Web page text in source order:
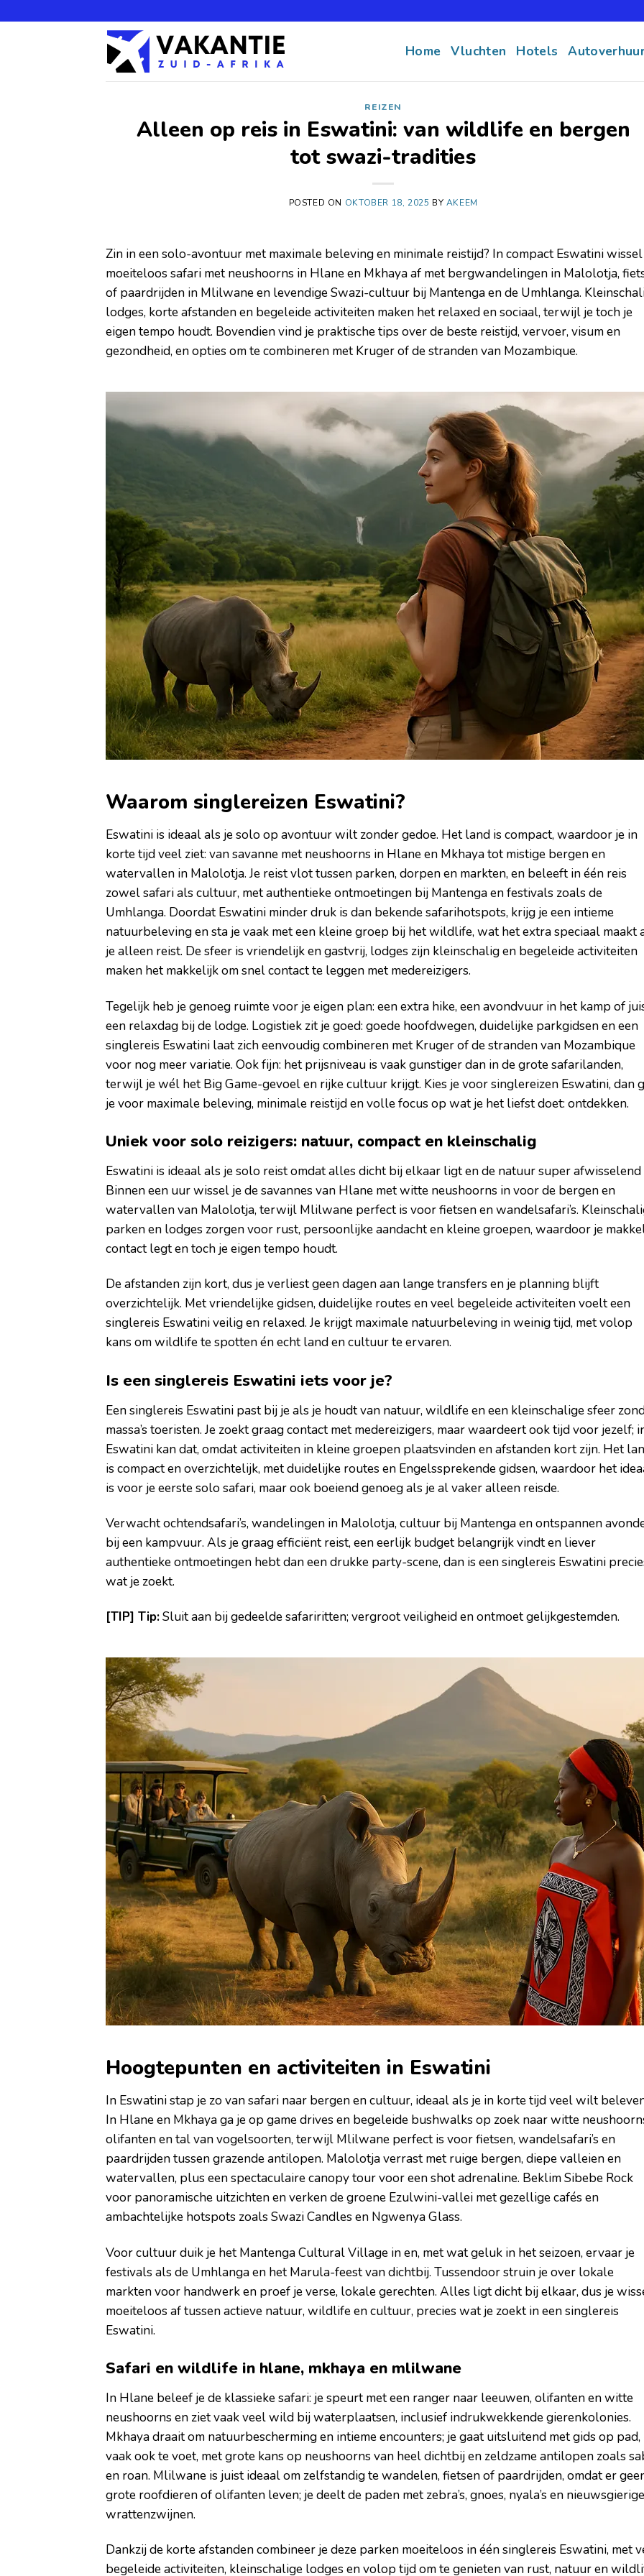
Home Vluchten Hotels
REIZEN
Alleen op reis in Eswatini: van wildlife en bergen
tot swazi-tradities
POSTED ON OKTOBER 18, 2025 BY AKEEM
Zin in een solo-avontuur met maximale beleving en minimale reistijd? In compact Eswatini
moeiteloos safari met neushoorns in Hlane en Mkhaya af met bergwandelingen in Malolotja,
of paardrijden in Mlilwane en levendige Swazi-cultuur bij Mantenga en de Umhlanga.
lodges, korte afstanden en begeleide activiteiten maken het relaxed en sociaal, terwijl je toch je
eigen tempo houdt. Bovendien vind je praktische tips over de beste reistijd, vervoer, visum en
gezondheid, en opties om te combineren met Kruger of de stranden van Mozambique.
Waarom singlereizen Eswatini?
Eswatini is ideaal als je solo op avontuur wilt zonder gedoe. Het land is compact, waardoor je in
korte tijd veel ziet: van savanne met neushoorns in Hlane en Mkhaya tot mistige bergen en
watervallen in Malolotja. Je reist vlot tussen parken, dorpen en markten, en beleeft in één reis
zowel safari als cultuur, met authentieke ontmoetingen bij Mantenga en festivals zoals de
Umhlanga. Doordat Eswatini minder druk is dan bekende safarihotspots, krijg je een intieme
natuurbeleving en sta je vaak met een kleine groep bij het wildlife, wat het extra speciaal maakt
je alleen reist. De sfeer is vriendelijk en gastvrij, lodges zijn kleinschalig en begeleide activiteiten
maken het makkelijk om snel contact te leggen met medereizigers.
Tegelijk heb je genoeg ruimte voor je eigen plan: een extra hike, een avondvuur in het kamp of
een relaxdag bij de lodge. Logistiek zit je goed: goede hoofdwegen, duidelijke parkgidsen en een
singlereis Eswatini laat zich eenvoudig combineren met Kruger of de stranden van Mozambique
voor nog meer variatie. Ook fijn: het prijsniveau is vaak gunstiger dan in de grote safarilanden,
terwijl je wél het Big Game-gevoel en rijke cultuur krijgt. Kies je voor singlereizen Eswatini, dan
je voor maximale beleving, minimale reistijd en volle focus op wat je het liefst doet: ontdekken.
Uniek voor solo reizigers: natuur, compact en kleinschalig
Eswatini is ideaal als je solo reist omdat alles dicht bij elkaar ligt en de natuur super afwisselend
Binnen een uur wissel je de savannes van Hlane met witte neushoorns in voor de bergen en
watervallen van Malolotja, terwijl Mlilwane perfect is voor fietsen en wandelsafari’s.
parken en lodges zorgen voor rust, persoonlijke aandacht en kleine groepen, waardoor je
contact legt en toch je eigen tempo houdt.
De afstanden zijn kort, dus je verliest geen dagen aan lange transfers en je planning blijft
overzichtelijk. Met vriendelijke gidsen, duidelijke routes en veel begeleide activiteiten voelt een
singlereis Eswatini veilig en relaxed. Je krijgt maximale natuurbeleving in weinig tijd, met volop
kans om wildlife te spotten én echt land en cultuur te ervaren.
Is een singlereis Eswatini iets voor je?
Een singlereis Eswatini past bij je als je houdt van natuur, wildlife en een kleinschalige sfeer
massa’s toeristen. Je zoekt graag contact met medereizigers, maar waardeert ook tijd voor jezelf;
Eswatini kan dat, omdat activiteiten in kleine groepen plaatsvinden en afstanden kort zijn. Het
is compact en overzichtelijk, met duidelijke routes en Engelssprekende gidsen, waardoor het
is voor je eerste solo safari, maar ook boeiend genoeg als je al vaker alleen reisde.
Verwacht ochtendsafari’s, wandelingen in Malolotja, cultuur bij Mantenga en ontspannen
bij een kampvuur. Als je graag efficiënt reist, een eerlijk budget belangrijk vindt en liever
authentieke ontmoetingen hebt dan een drukke party-scene, dan is een singlereis Eswatini
wat je zoekt.
[TIP] Tip:Sluit aan bij gedeelde safariritten; vergroot veiligheid en ontmoet gelijkgestemden.
Hoogtepunten en activiteiten in Eswatini
In Eswatini stap je zo van safari naar bergen en cultuur, ideaal als je in korte tijd veel wilt
In Hlane en Mkhaya ga je op game drives en begeleide bushwalks op zoek naar witte
olifanten en tal van vogelsoorten, terwijl Mlilwane perfect is voor fietsen, wandelsafari’s en
paardrijden tussen grazende antilopen. Malolotja verrast met ruige bergen, diepe valleien en
watervallen, plus een spectaculaire canopy tour voor een shot adrenaline. Beklim Sibebe Rock
voor panoramische uitzichten en verken de groene Ezulwini-vallei met gezellige cafés en
ambachtelijke hotspots zoals Swazi Candles en Ngwenya Glass.
Voor cultuur duik je het Mantenga Cultural Village in en, met wat geluk in het seizoen, ervaar je
festivals als de Umhlanga en het Marula-feest van dichtbij. Tussendoor struin je over lokale
markten voor handwerk en proef je verse, lokale gerechten. Alles ligt dicht bij elkaar, dus je
moeiteloos af tussen actieve natuur, wildlife en cultuur, precies wat je zoekt in een singlereis
Eswatini.
Safari en wildlife in hlane, mkhaya en mlilwane
In Hlane beleef je de klassieke safari: je speurt met een ranger naar leeuwen, olifanten en witte
neushoorns en ziet vaak veel wild bij waterplaatsen, inclusief indrukwekkende gierenkolonies.
Mkhaya draait om natuurbescherming en intieme encounters; je gaat uitsluitend met gids op pad,
vaak ook te voet, met grote kans op neushoorns van heel dichtbij en zeldzame antilopen zoals
en roan. Mlilwane is juist ideaal om zelfstandig te wandelen, fietsen of paardrijden, omdat er
grote roofdieren of olifanten leven; je deelt de paden met zebra’s, gnoes, nyala’s en nieuwsgierige
wrattenzwijnen.
Dankzij de korte afstanden combineer je deze parken moeiteloos in één singlereis Eswatini, met
begeleide activiteiten, kleinschalige lodges en volop tijd om te genieten van rust, natuur en